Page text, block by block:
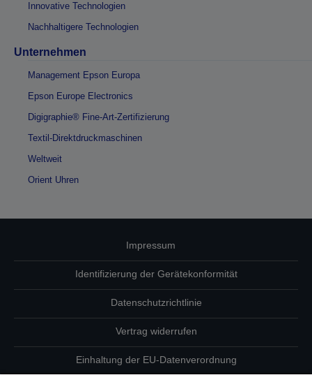
Innovative Technologien
Nachhaltigere Technologien
Unternehmen
Management Epson Europa
Epson Europe Electronics
Digigraphie® Fine-Art-Zertifizierung
Textil-Direktdruckmaschinen
Weltweit
Orient Uhren
Impressum
Identifizierung der Gerätekonformität
Datenschutzrichtlinie
Vertrag widerrufen
Einhaltung der EU-Datenverordnung